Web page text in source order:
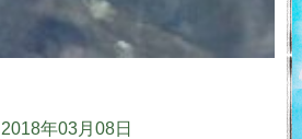
2018年03月08日